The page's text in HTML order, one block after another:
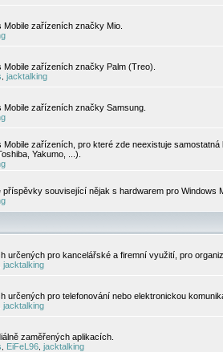
Mobile zařízeních značky Mio.
Mobile zařízeních značky Palm (Treo).
jacktalking
Mobile zařízeních značky Samsung.
Mobile zařízeních, pro které zde neexistuje
Yakumo, ...).
příspěvky související nějak s hardwarem pro Windows
určených pro kancelářské a firemní využití, pro
jacktalking
určených pro telefonování nebo elektronickou
jacktalking
zaměřených aplikacích.
EiFeL96 jacktalking